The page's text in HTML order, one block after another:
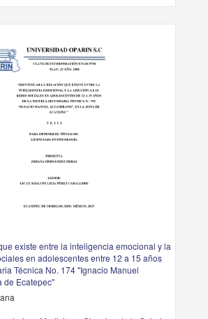
existe entre la inteligencia emocional y la
en adolescentes entre 12 a 15 años
Técnica No. 174 "Ignacio Manuel
de Ecatepec"